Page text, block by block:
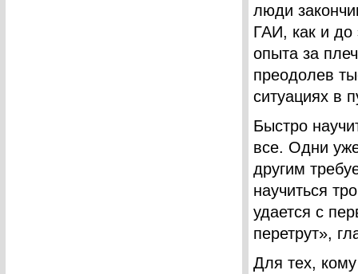
люди
ГАИ, как и до
опыта за
преодолев
ситуациях в
Быстро
все. Одни
другим
научиться
удается с
перетрут»,
Для тех, кому